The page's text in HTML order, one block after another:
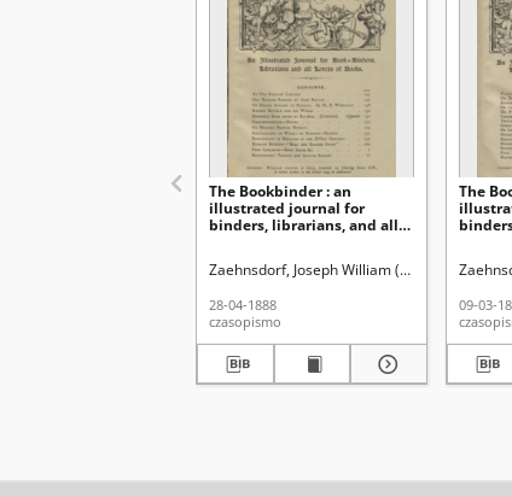
The Bookbinder : an
illustrated journal for
binders, librarians, and all
Zaehnsdorf, Joseph William (1853-1930)
28-04-1888
czasopismo
The
09-03-